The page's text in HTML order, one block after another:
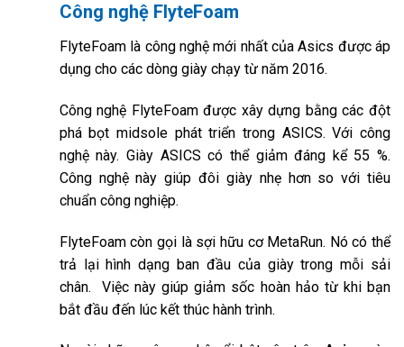
Công nghệ FlyteFoam
FlyteFoam là công nghệ mới nhất của Asics được áp
dụng cho các dòng giày chạy từ năm 2016.
Công nghệ FlyteFoam được xây dựng bằng các đột
phá bọt midsole phát triển trong ASICS. Với công
nghệ này. Giày ASICS có thể giảm đáng kể 55 %.
Công nghệ này giúp đôi giày nhẹ hơn so với tiêu
chuẩn công nghiệp.
FlyteFoam còn gọi là sợi hữu cơ MetaRun. Nó có thể
trả lại hình dạng ban đầu của giày trong mỗi sải
chân. Việc này giúp giảm sốc hoàn hảo từ khi bạn
bắt đầu đến lúc kết thúc hành trình.